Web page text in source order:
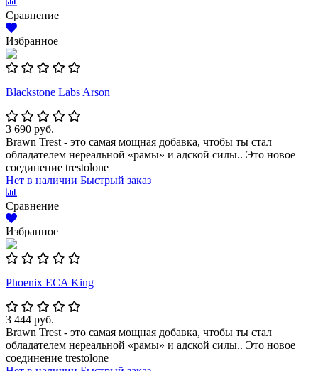
Сравнение
Избранное
Blackstone Labs Arson
3 690 руб.
Brawn Trest - это самая мощная добавка, чтобы ты стал
обладателем нереальной «рамы» и адской силы.. Это новое
соединение trestolone
Нет в наличии Быстрый заказ
Сравнение
Избранное
Phoenix ECA King
3 444 руб.
Brawn Trest - это самая мощная добавка, чтобы ты стал
обладателем нереальной «рамы» и адской силы.. Это новое
соединение trestolone